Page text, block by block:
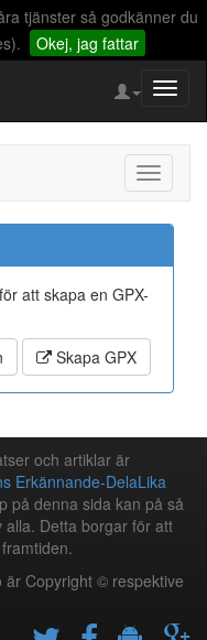
tjänster så godkänner du
Okej, jag fattar
Visa/
Visa/Dölj
att skapa en GPX-
Skapa GPX
och artiklar är
Erkännande-DelaLika
på denna sida kan på så
Detta borgar för att
Copyright © respektive